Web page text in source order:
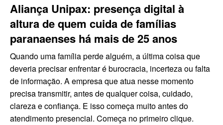
Aliança Unipax: presença digital à
altura de quem cuida de famílias
paranaenses há mais de 25 anos
Quando uma família perde alguém, a última coisa que
deveria precisar enfrentar é burocracia, incerteza ou falta
de informação. A empresa que atua nesse momento
precisa transmitir, antes de qualquer coisa, cuidado,
clareza e confiança. E isso começa muito antes do
atendimento presencial. Começa no primeiro clique.